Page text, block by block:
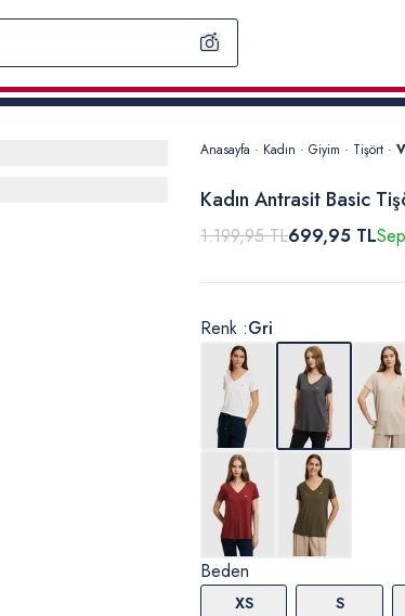
Anasayfa · Kadın · Giyim · Tişört ·
Kadın Antrasit Basic
1.199,95 TL699,95 TL
Beden
XS
S
Renk :Gri